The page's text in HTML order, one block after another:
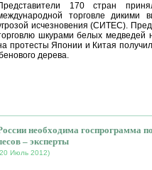
170 стран
торговле
исчезновения (СИТЕС).
шкурами белых медведей
протесты Японии и Китая
дерева.
необходима госпрограмма
– эксперты
Июль 2012)